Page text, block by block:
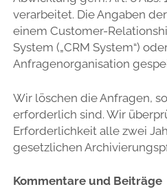
verarbeitet. Die Angaben
einem Customer-
System („CRM System“)
Anfragenorganisation
Wir löschen die Anfragen,
erforderlich sind. Wir
Erforderlichkeit alle zwei
gesetzlichen
Kommentare und Beiträge